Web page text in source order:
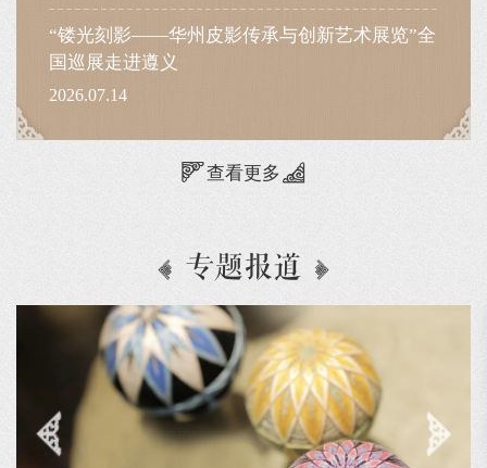
“镂光刻影——华州皮影传承与创新艺术展览”全
国巡展走进遵义
2026.07.14
查看更多
专题报道